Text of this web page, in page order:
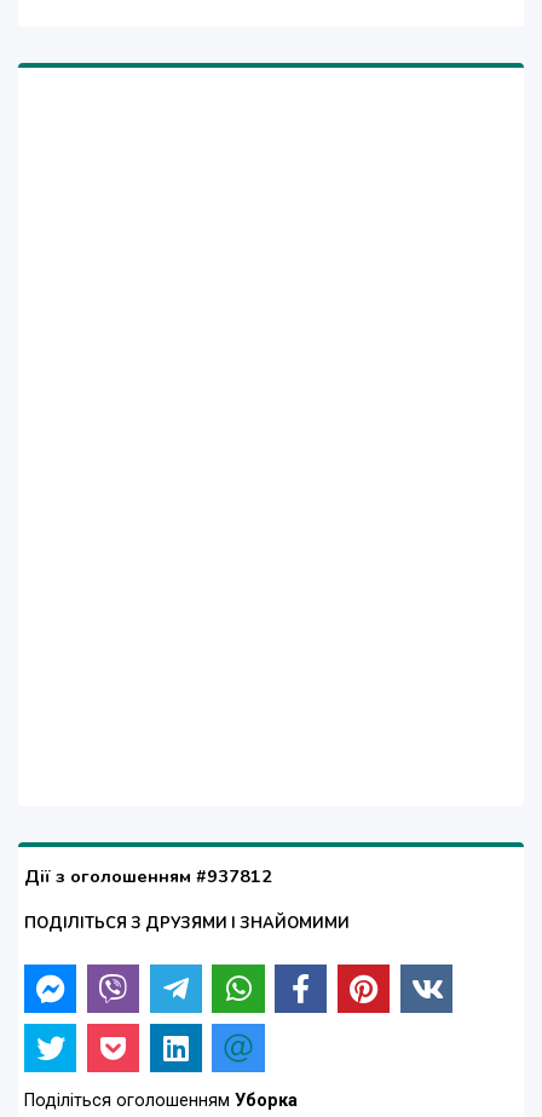
Дії з оголошенням #937812
ПОДІЛІТЬСЯ З ДРУЗЯМИ І ЗНАЙОМИМИ
Поділіться оголошенням Уборка